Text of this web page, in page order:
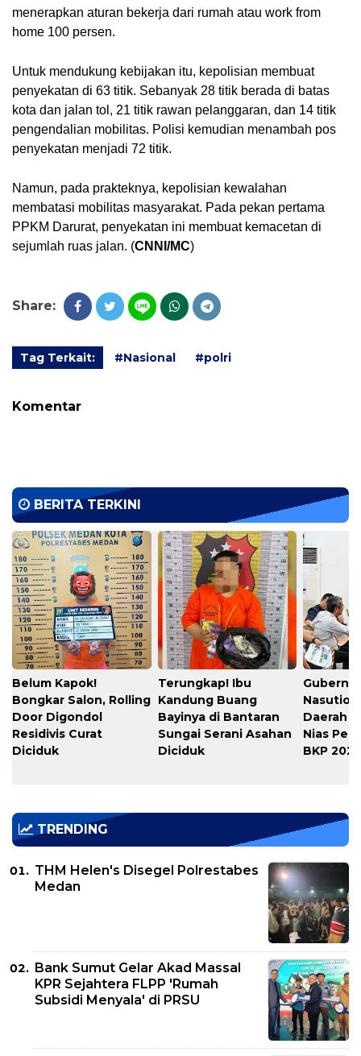
menerapkan aturan bekerja dari rumah atau work from
home 100 persen.
Untuk mendukung kebijakan itu, kepolisian membuat
penyekatan di 63 titik. Sebanyak 28 titik berada di batas
kota dan jalan tol, 21 titik rawan pelanggaran, dan 14 titik
pengendalian mobilitas. Polisi kemudian menambah pos
penyekatan menjadi 72 titik.
Namun, pada prakteknya, kepolisian kewalahan
membatasi mobilitas masyarakat. Pada pekan pertama
PPKM Darurat, penyekatan ini membuat kemacetan di
sejumlah ruas jalan. (CNNI/MC)
Share:
Tag Terkait: #Nasional #polri
Komentar
BERITA TERKINI
Belum Kapok!
Bongkar Salon, Rolling
Door Digondol
Residivis Curat
Diciduk
Terungkap! Ibu
Kandung Buang
Bayinya di Bantaran
Sungai Serani Asahan
Diciduk
Daerah
Nias
BKP
TRENDING
THM Helen's Disegel Polrestabes
Medan
Bank Sumut Gelar Akad Massal
KPR Sejahtera FLPP 'Rumah
Subsidi Menyala' di PRSU